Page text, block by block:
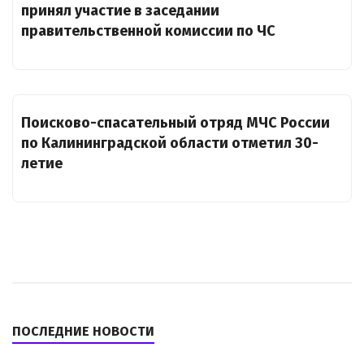
принял участие в заседании
правительственной комиссии по ЧС
Поисково-спасательный отряд МЧС России
по Калининградской области отметил 30-
летие
ПОСЛЕДНИЕ НОВОСТИ